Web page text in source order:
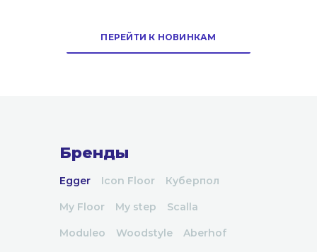
ПЕРЕЙТИ К НОВИНКАМ
Бренды
Egger Icon Floor Куберпол
My Floor My step Scalla
Moduleo Woodstyle Aberhof